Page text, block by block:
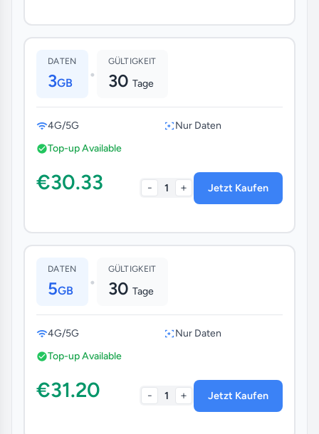
DATEN
3GB •
GÜLTIGKEIT
30 Tage
4G/5G
Nur Daten
Top-up Available
€30.33 - 1 + Jetzt Kaufen
DATEN
5GB •
GÜLTIGKEIT
30 Tage
4G/5G
Nur Daten
Top-up Available
€31.20 - 1 + Jetzt Kaufen